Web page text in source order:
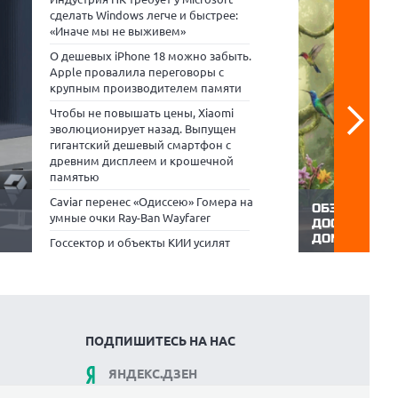
сделать Windows легче и быстрее:
«Иначе мы не выживем»
О дешевых iPhone 18 можно забыть.
Apple провалила переговоры с
крупным производителем памяти
Чтобы не повышать цены, Xiaomi
эволюционирует назад. Выпущен
гигантский дешевый смартфон с
древним дисплеем и крошечной
памятью
Caviar перенес «Одиссею» Гомера на
умные очки Ray-Ban Wayfarer
Госсектор и объекты КИИ усилят
ОБЗОР
ДОСТУПНЫЙ
ДОМАШНЕГО
55-дюймовые
ПОДПИШИТЕСЬ НА НАС
ЯНДЕКС.ДЗЕН